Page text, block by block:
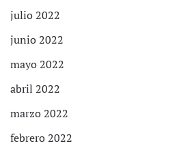
julio 2022
junio 2022
mayo 2022
abril 2022
marzo 2022
febrero 2022